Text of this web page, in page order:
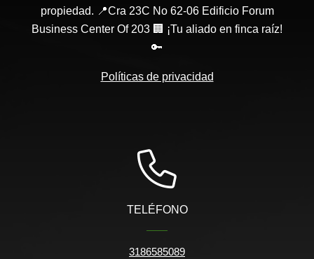
propiedad. 📍Cra 23C No 62-06 Edificio Forum
Business Center Of 203 🏢 ¡Tu aliado en finca raíz!
🔑
Políticas de privacidad
TELÉFONO
3186585089